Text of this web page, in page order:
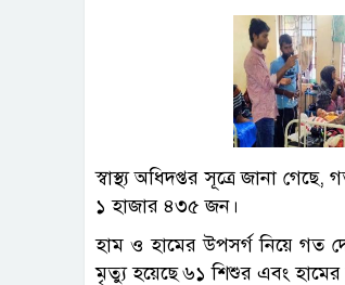
স্বাস্থ্য অধিদপ্তর সূত্রে জানা
১ হাজার ৪৩৫ জন।
হাম ও হামের উপসর্গ নিয়ে গত
মৃত্যু হয়েছে ৬১ শিশুর এবং